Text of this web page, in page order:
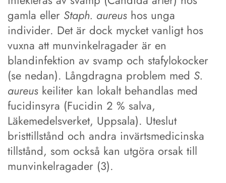
gamla eller Staph. aureus hos unga
individer. Det är dock mycket vanligt hos
vuxna att munvinkelragader är en
blandinfektion av svamp och stafylokocker
(se nedan). Långdragna problem med S.
aureus keiliter kan lokalt behandlas med
fucidinsyra (Fucidin 2 % salva,
Läkemedelsverket, Uppsala). Uteslut
bristtillstånd och andra invärtsmedicinska
tillstånd, som också kan utgöra orsak till
munvinkelragader (3).